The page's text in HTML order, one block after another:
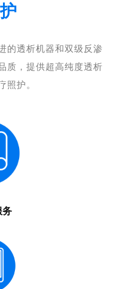
的透析机器和双级反渗
质，提供超高纯度透析
照护。
务